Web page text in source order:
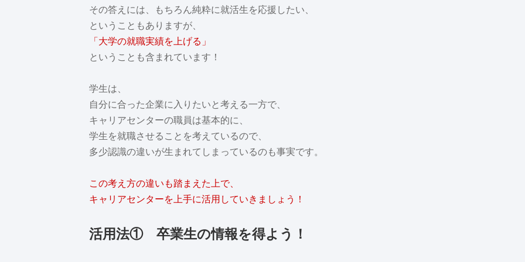
その答えには、もちろん純粋に就活生を応援したい、
ということもありますが、
「大学の就職実績を上げる」
ということも含まれています！
学生は、
自分に合った企業に入りたいと考える一方で、
キャリアセンターの職員は基本的に、
学生を就職させることを考えているので、
多少認識の違いが生まれてしまっているのも事実です。
この考え方の違いも踏まえた上で、
キャリアセンターを上手に活用していきましょう！
活用法① 卒業生の情報を得よう！